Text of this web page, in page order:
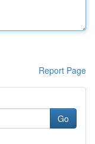
Report Page
Go